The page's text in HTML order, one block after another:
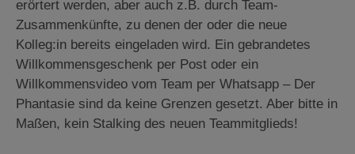
erörtert werden, aber auch z.B. durch Team-
Zusammenkünfte, zu denen der oder die neue
Kolleg:in bereits eingeladen wird. Ein gebrandetes
Willkommensgeschenk per Post oder ein
Willkommensvideo vom Team per Whatsapp – Der
Phantasie sind da keine Grenzen gesetzt. Aber bitte in
Maßen, kein Stalking des neuen Teammitglieds!